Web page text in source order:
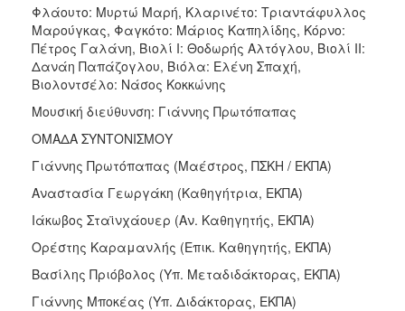
Φλάουτο: Μυρτώ Μαρή, Κλαρινέτο: Τριαντάφυλλος
Μαρούγκας, Φαγκότο: Μάριος Καπηλίδης, Κόρνο:
Πέτρος Γαλάνη, Βιολί Ι: Θοδωρής Αλτόγλου, Βιολί ΙΙ:
Δανάη Παπάζογλου, Βιόλα: Ελένη Σπαχή,
Βιολοντσέλο: Νάσος Κοκκώνης
Μουσική διεύθυνση: Γιάννης Πρωτόπαπας
ΟΜΑΔΑ ΣΥΝΤΟΝΙΣΜΟΥ
Γιάννης Πρωτόπαπας (Μαέστρος, ΠΣΚΗ / ΕΚΠΑ)
Αναστασία Γεωργάκη (Καθηγήτρια, ΕΚΠΑ)
Ιάκωβος Σταϊνχάουερ (Αν. Καθηγητής, ΕΚΠΑ)
Ορέστης Καραμανλής (Επικ. Καθηγητής, ΕΚΠΑ)
Βασίλης Πριόβολος (Υπ. Μεταδιδάκτορας, ΕΚΠΑ)
Γιάννης Μποκέας (Υπ. Διδάκτορας, ΕΚΠΑ)